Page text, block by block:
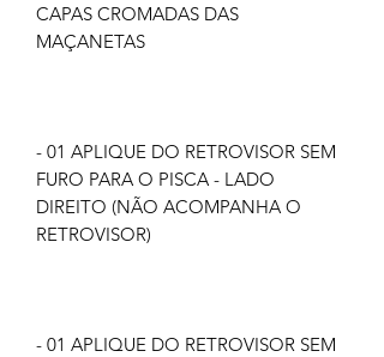
CAPAS CROMADAS DAS
MAÇANETAS
- 01 APLIQUE DO RETROVISOR SEM
FURO PARA O PISCA - LADO
DIREITO (NÃO ACOMPANHA O
RETROVISOR)
- 01 APLIQUE DO RETROVISOR SEM